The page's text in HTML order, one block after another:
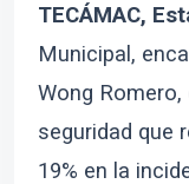
TECÁMAC,
Municipal,
Wong
seguridad que
19% en la